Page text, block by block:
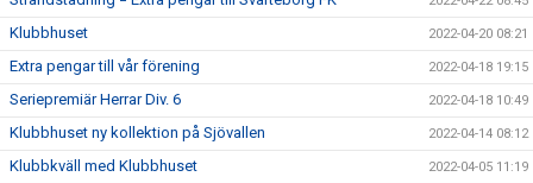
Klubbhuset 2022-04-20 08:21
Extra pengar till vår förening 2022-04-18 19:15
Seriepremiär Herrar Div. 6 2022-04-18 10:49
Klubbhuset ny kollektion på Sjövallen 2022-04-14 08:12
Klubbkväll med Klubbhuset 2022-04-05 11:19